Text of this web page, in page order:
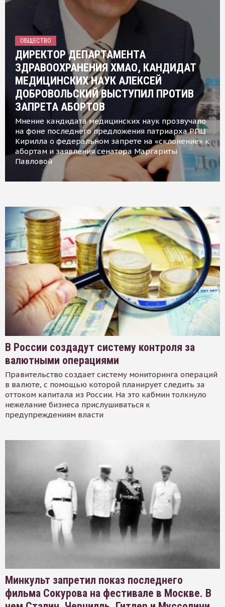
ОБЩЕСТВО
ДИРЕКТОР ДЕПАРТАМЕНТА
ЗДРАВООХРАНЕНИЯ ХМАО, КАНДИДАТ
МЕДИЦИНСКИХ НАУК АЛЕКСЕЙ
ДОБРОВОЛЬСКИЙ ВЫСТУПИЛ ПРОТИВ
ЗАПРЕТА АБОРТОВ
Мнение кандидата медицинских наук прозвучало
на фоне последнего предложения патриарха РПЦ
Кирилла о федеральном запрете на «склонение» к
абортам и заявления сенатора Маргариты
Павловой
В России создадут систему контроля за
валютными операциями
Правительство создает систему мониторинга операций
в валюте, с помощью которой планирует следить за
оттоком капитала из России. На это кабмин толкнуло
нежелание бизнеса прислушиваться к
предупреждениям власти
Минкульт запретил показ последнего
фильма Сокурова на фестивале в Москве. В